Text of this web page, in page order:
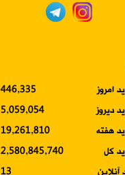
امروز
446,335
دیروز
5,059,054
هفته
19,261,810
کل
2,580,845,740
آنلاین
13